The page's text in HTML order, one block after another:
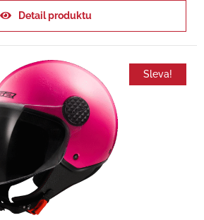
Detail produktu
Sleva!